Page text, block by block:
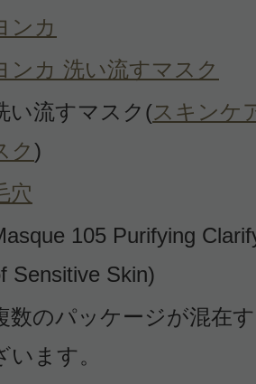
激は少なくあらいあが
す 柔らかく、ツルツ
いなのです 勿論それ
を教えますね】必要に
気に入りのクラランス
グするように下から
う一度化粧水を手にと
みます このマスクが
ンカ
ンカ 洗い流すマスク
い流すマスク(スキンケ
ク)
穴
105 Purifying
Sensitive Skin)
数のパッケージが混在
います。